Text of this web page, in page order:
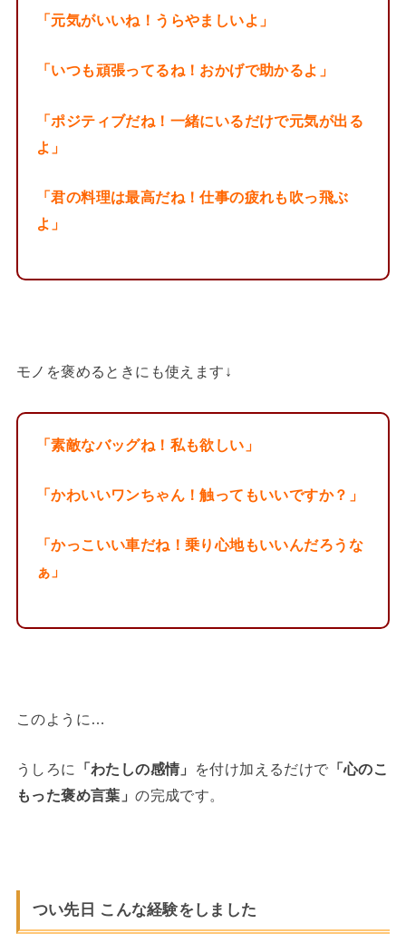
「元気がいいね！うらやましいよ」
「いつも頑張ってるね！おかげで助かるよ」
「ポジティブだね！一緒にいるだけで元気が出る
よ」
「君の料理は最高だね！仕事の疲れも吹っ飛ぶ
よ」
モノを褒めるときにも使えます↓
「素敵なバッグね！私も欲しい」
「かわいいワンちゃん！触ってもいいですか？」
「かっこいい車だね！乗り心地もいいんだろうな
ぁ」
このように…
うしろに 「わたしの感情」 を付け加えるだけで 「心のこ
もった褒め言葉」の完成です。
つい先日 こんな経験をしました